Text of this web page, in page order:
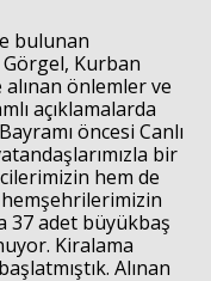
bulunan
Görgel, Kurban
önlemler ve
açıklamalarda
öncesi Canlı
bir
hem de
37 adet büyükbaş
Kiralama
Alınan